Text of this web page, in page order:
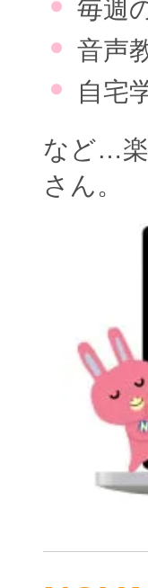
毎週
音声
自宅
など…楽
さん。